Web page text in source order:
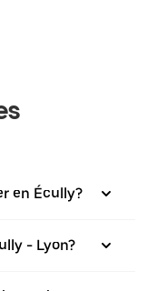
en Écully?
- Lyon?